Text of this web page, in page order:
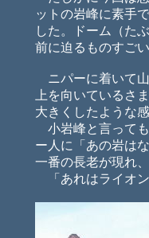
ットの岩峰に素手
した。ドーム（た
前に迫るものすご
ニパーに着いて山
上を向いているさ
大きくしたような感
小岩峰と言っても
ー人に「あの岩は
一番の長老が現れ
「あれはライオン